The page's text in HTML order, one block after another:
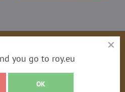
you go to roy.eu
OK